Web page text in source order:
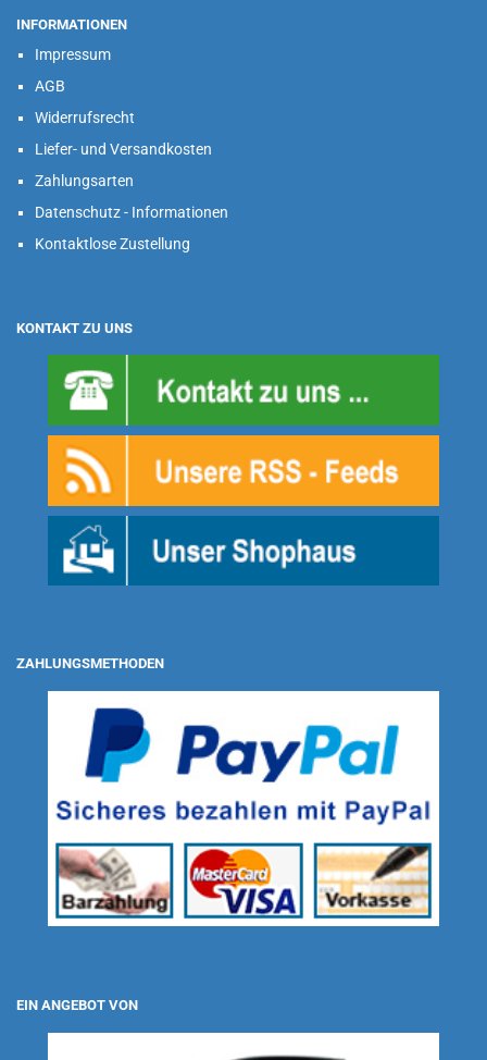
INFORMATIONEN
Impressum
AGB
Widerrufsrecht
Liefer- und Versandkosten
Zahlungsarten
Datenschutz - Informationen
Kontaktlose Zustellung
KONTAKT ZU UNS
ZAHLUNGSMETHODEN
EIN ANGEBOT VON